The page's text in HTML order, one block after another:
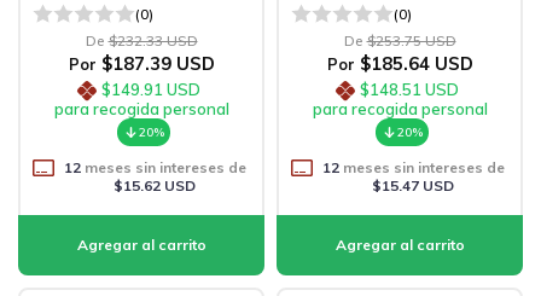
(0)
De $232.33 USD
Por $187.39 USD
$149.91 USD
para recogida personal
20%
12meses sin intereses de
$15.62 USD
(0)
De $253.75 USD
Por $185.64 USD
$148.51 USD
para recogida personal
20%
12meses sin intereses de
$15.47 USD